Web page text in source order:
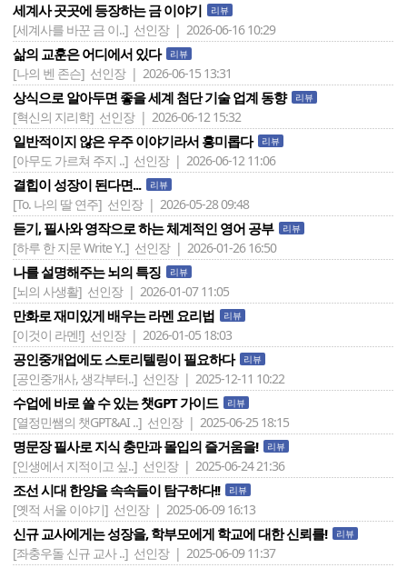
세계사 곳곳에 등장하는 금 이야기 리뷰
[세계사를 바꾼 금 이..] 선인장 | 2026-06-16 10:29
삶의 교훈은 어디에서 있다 리뷰
[나의 벤 존슨] 선인장 | 2026-06-15 13:31
상식으로 알아두면 좋을 세계 첨단 기술 업계 동향 리뷰
[혁신의 지리학] 선인장 | 2026-06-12 15:32
일반적이지 않은 우주 이야기라서 흥미롭다 리뷰
[아무도 가르쳐 주지 ..] 선인장 | 2026-06-12 11:06
결힙이 성장이 된다면... 리뷰
[To. 나의 딸 연주] 선인장 | 2026-05-28 09:48
듣기, 필사와 영작으로 하는 체계적인 영어 공부 리뷰
[하루 한 지문 Write Y..] 선인장 | 2026-01-26 16:50
나를 설명해주는 뇌의 특징 리뷰
[뇌의 사생활] 선인장 | 2026-01-07 11:05
만화로 재미있게 배우는 라멘 요리법 리뷰
[이것이 라멘!] 선인장 | 2026-01-05 18:03
공인중개업에도 스토리텔링이 필요하다 리뷰
[공인중개사, 생각부터..] 선인장 | 2025-12-11 10:22
수업에 바로 쓸 수 있는 챗GPT 가이드 리뷰
[열정민쌤의 챗GPT&AI ..] 선인장 | 2025-06-25 18:15
명문장 필사로 지식 충만과 몰입의 즐거움을! 리뷰
[인생에서 지적이고 싶..] 선인장 | 2025-06-24 21:36
조선 시대 한양을 속속들이 탐구하다!! 리뷰
[옛적 서울 이야기] 선인장 | 2025-06-09 16:13
신규 교사에게는 성장을, 학부모에게 학교에 대한 신뢰를! 리뷰
[좌충우돌 신규 교사 ..] 선인장 | 2025-06-09 11:37